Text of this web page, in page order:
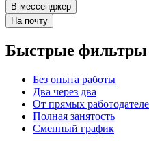
В мессенджер
На почту
Быстрые фильтры
Без опыта работы
Два через два
От прямых
Полная занятость
Сменный график